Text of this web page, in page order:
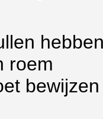
roem
bewijzen